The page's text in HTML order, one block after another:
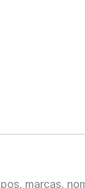
marcas,